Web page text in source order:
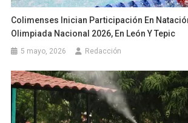
Colimenses Inician Participación En
Olimpiada Nacional 2026, En León Y Tepic
5 mayo, 2026 Redacción